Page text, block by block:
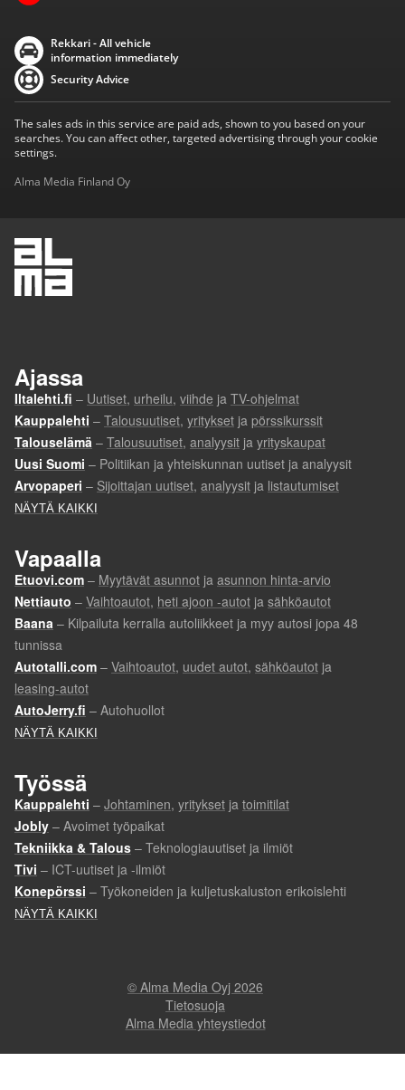
Rekkari - All vehicle
information immediately
Security Advice
The sales ads in this service are paid ads, shown to you based on your
searches. You can affect other, targeted advertising through your cookie
settings.
Alma Media Finland Oy